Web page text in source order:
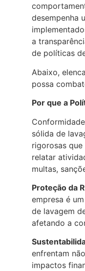
desempenha
a
de políticas
Abaixo,
possa
Por que a
sólida de
rigorosas
relatar
multas,
Proteção da
empresa é
de lavagem
afetando a
enfrentam
impactos